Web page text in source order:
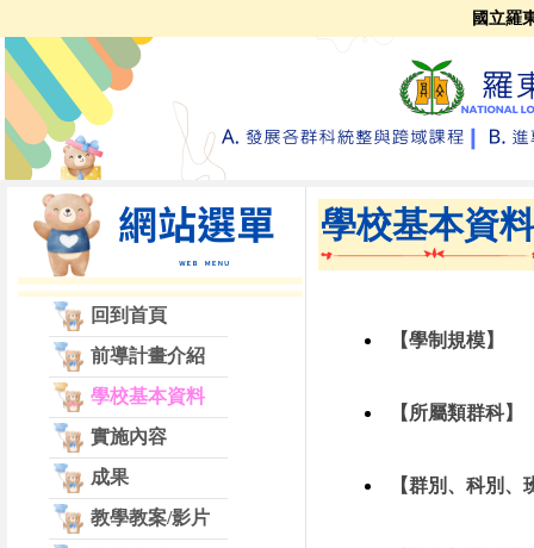
國立羅
回到首頁
前導計畫介紹
學校基本資料
實施內容
成果
教學教案/影片
學校基本資料
【學制規模】
【所屬類群科】
【群別、科別